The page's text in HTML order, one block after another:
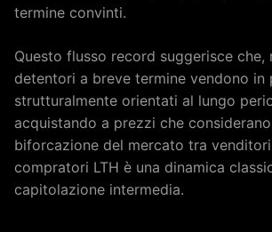
termine convinti.
Questo flusso record suggerisce che,
detentori a breve termine vendono in
strutturalmente orientati al lungo
acquistando a prezzi che
biforcazione del mercato tra
compratori LTH è una dinamica
capitolazione intermedia.